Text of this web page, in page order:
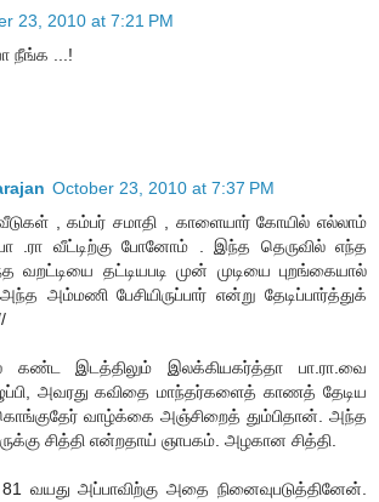
23, 2010 at 7:21 PM
நீங்க ...!
October 23, 2010 at 7:37 PM
வீடுகள் , கம்பர் சமாதி , காளையார் கோயில் எல்லாம்
பா .ரா வீட்டிற்கு போனோம் . இந்த தெருவில் எந்த
வறட்டியை தட்டியபடி முன் முடியை புறங்கையால்
அம்மணி பேசியிருப்பார் என்று தேடிப்பார்த்துக்
கண்ட இடத்திலும் இலக்கியகர்த்தா பா.ரா.வை
அவரது கவிதை மாந்தர்களைத் காணத் தேடிய
வாழ்க்கை அஞ்சிறைத் தும்பிதான். அந்த
சித்தி என்றதாய் ஞாபகம். அழகான சித்தி.
வயது அப்பாவிற்கு அதை நினைவுபடுத்தினேன்.